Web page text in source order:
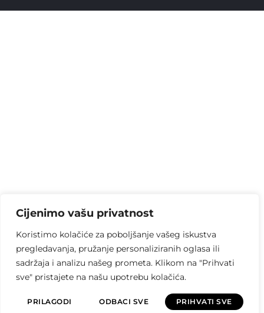
Cijenimo vašu privatnost
Koristimo kolačiće za poboljšanje vašeg iskustva
pregledavanja, pružanje personaliziranih oglasa ili
sadržaja i analizu našeg prometa. Klikom na "Prihvati
sve" pristajete na našu upotrebu kolačića.
PRILAGODI ODBACI SVE PRIHVATI SVE